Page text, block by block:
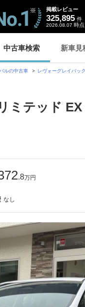
掲載レビュー
325,895 件
2026.08.07 時点
中古車検索 新車見
ルの中古車 レヴォーグレイバッ
ミテッド EX
.8万円
なし